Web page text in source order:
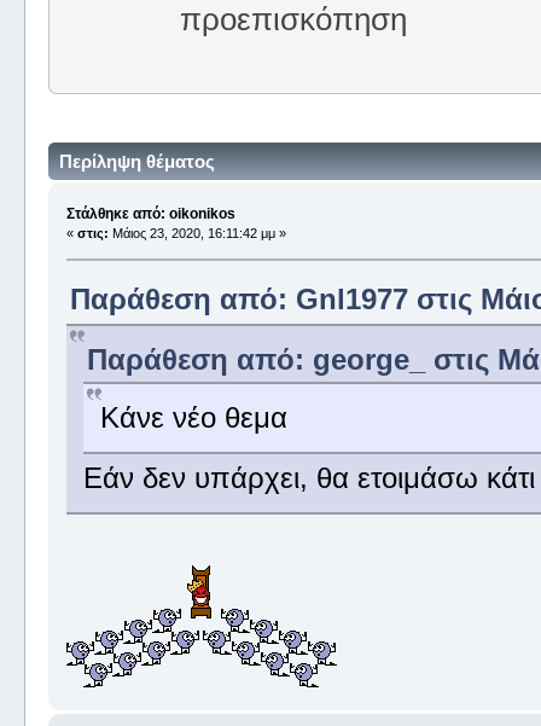
προεπισκόπηση
Περίληψη θέματος
Στάλθηκε από: oikonikos
« στις: Μάιος 23, 2020, 16:11:42 μμ »
Παράθεση από: Gnl1977 στις
Παράθεση από: george_ στις
Κάνε νέο θεμα
Εάν δεν υπάρχει, θα ετοιμάσω